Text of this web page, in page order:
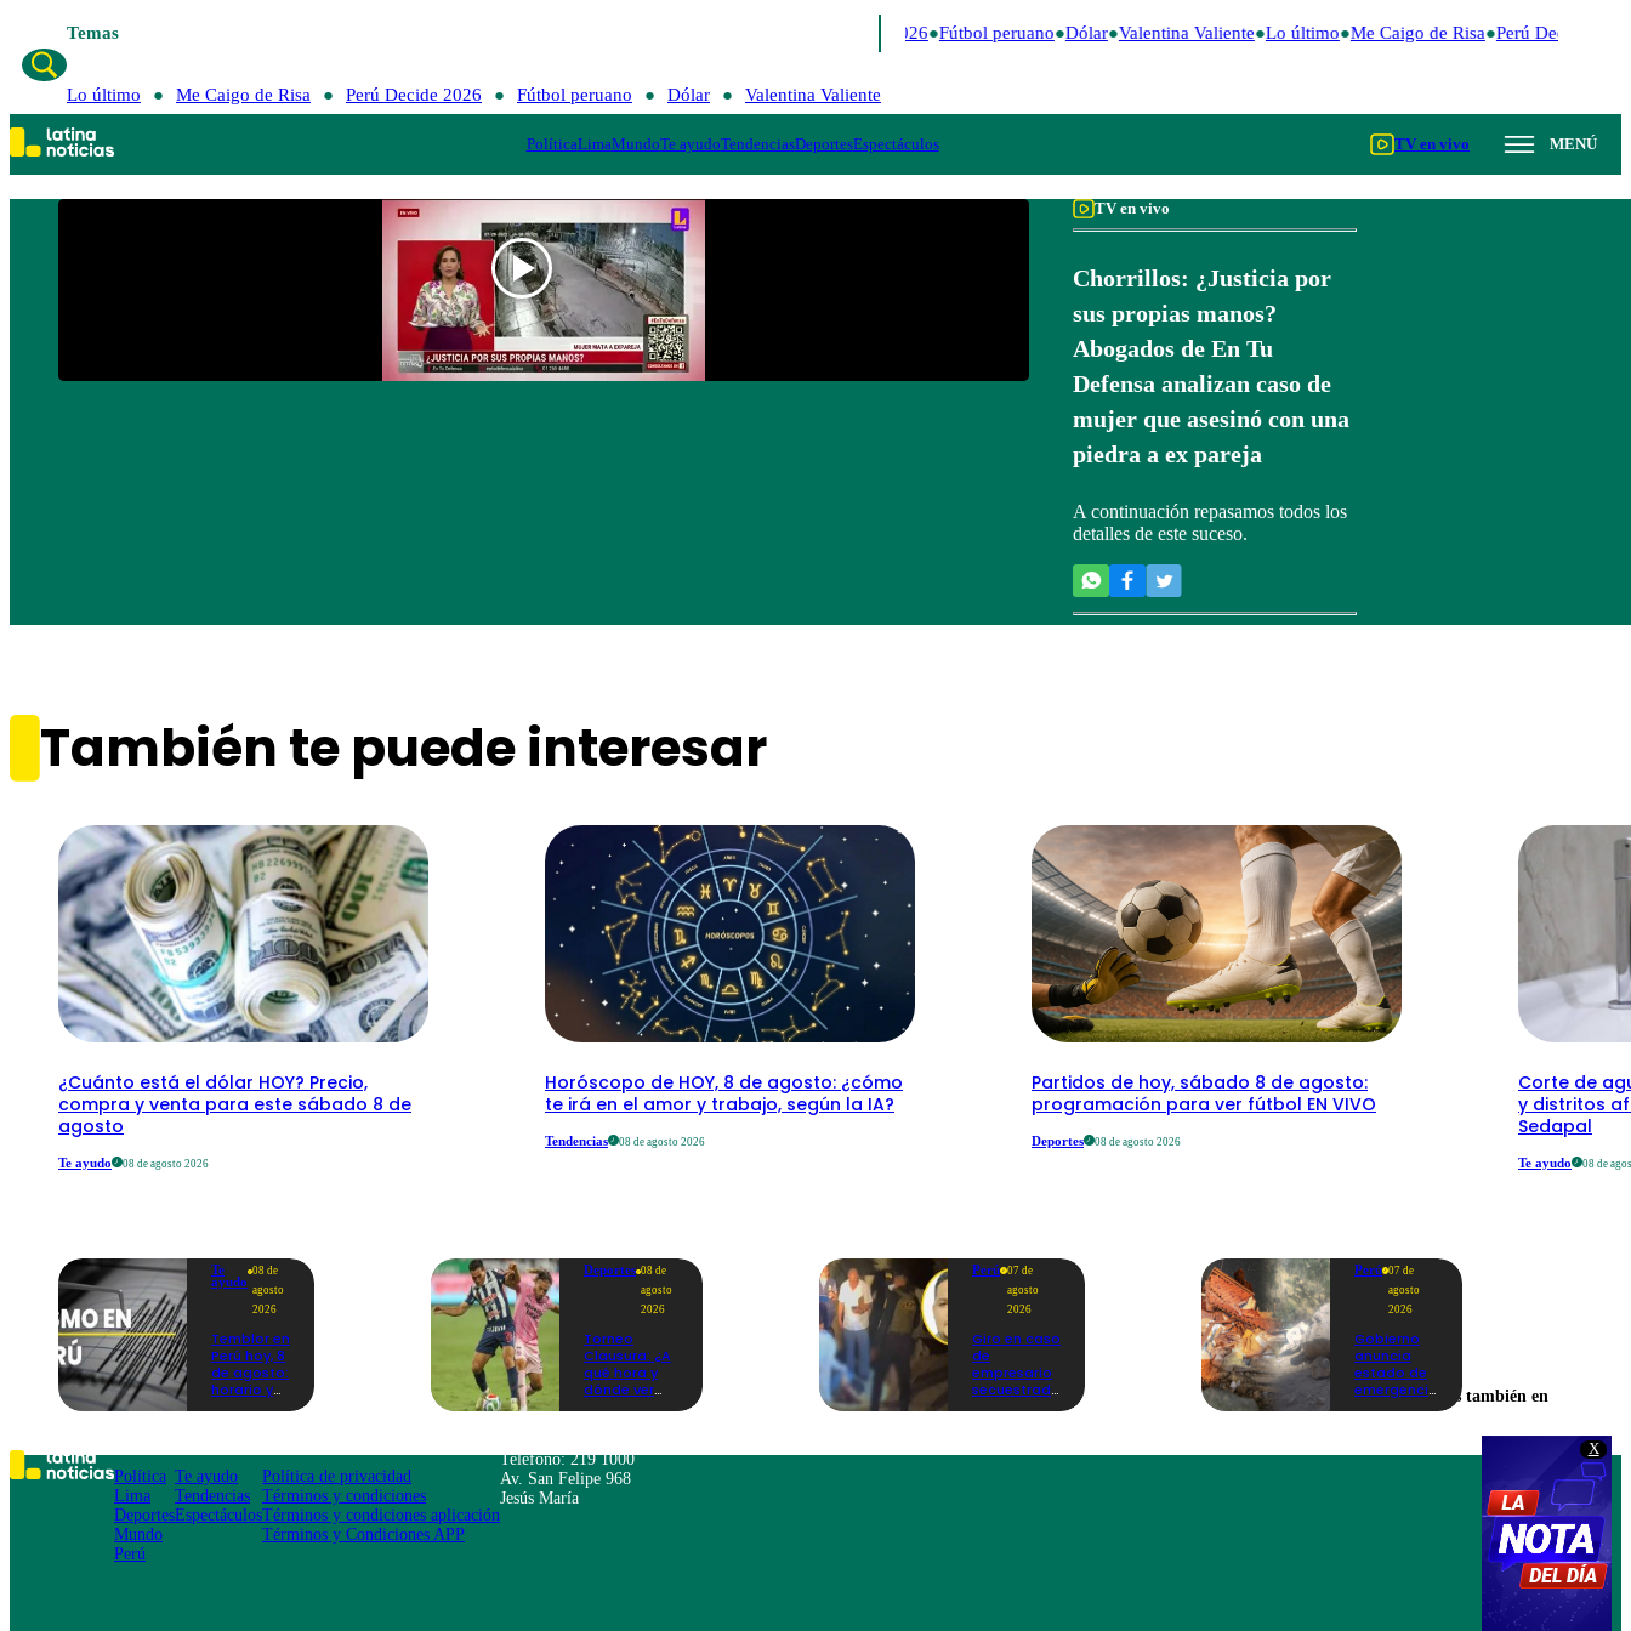
X
Temas Perú Decide 2026 Fútbol peruano Dólar Valentina Valiente Lo último Me Caigo de Risa Perú Decide 2026
Lo último Me Caigo de Risa Perú Decide 2026 Fútbol peruano Dólar Valentina Valiente
PolíticaLimaMundoTe ayudoTendenciasDeportesEspectáculos TV en vivo MENÚ
TV en vivo
Chorrillos: ¿Justicia por
sus propias manos?
Abogados de En Tu
Defensa analizan caso de
mujer que asesinó con una
piedra a ex pareja
A continuación repasamos todos los
detalles de este suceso.
También te puede interesar
¿Cuánto está el dólar HOY? Precio,
compra y venta para este sábado 8 de
agosto
Te ayudo 08 de agosto 2026
Horóscopo de HOY, 8 de agosto: ¿cómo
te irá en el amor y trabajo, según la IA?
Tendencias 08 de agosto 2026
Partidos de hoy, sábado 8 de agosto:
programación para ver fútbol EN VIVO
Deportes 08 de agosto 2026
Corte de
y distritos
Sedapal
Te ayudo 08 de
Te
ayudo
08 de
agosto
2026
Temblor en
Perú hoy, 8
de agosto:
horario y
según IGP
Deportes 08 de
agosto
2026
Torneo
Clausura: ¿A
qué hora y
dónde ver
fecha 4?
Perú 07 de
agosto
2026
Giro en caso
de
empresario
secuestrado
cuentas
Perú 07 de
agosto
2026
Gobierno
anuncia
estado de
emergencia
recurrentes
Encuéntranos también en
Política
Lima
Deportes
Mundo
Perú
Te ayudo
Tendencias
Espectáculos
Política de privacidad
Términos y condiciones
Términos y condiciones aplicación
Términos y Condiciones APP
Teléfono: 219 1000
Av. San Felipe 968
Jesús María